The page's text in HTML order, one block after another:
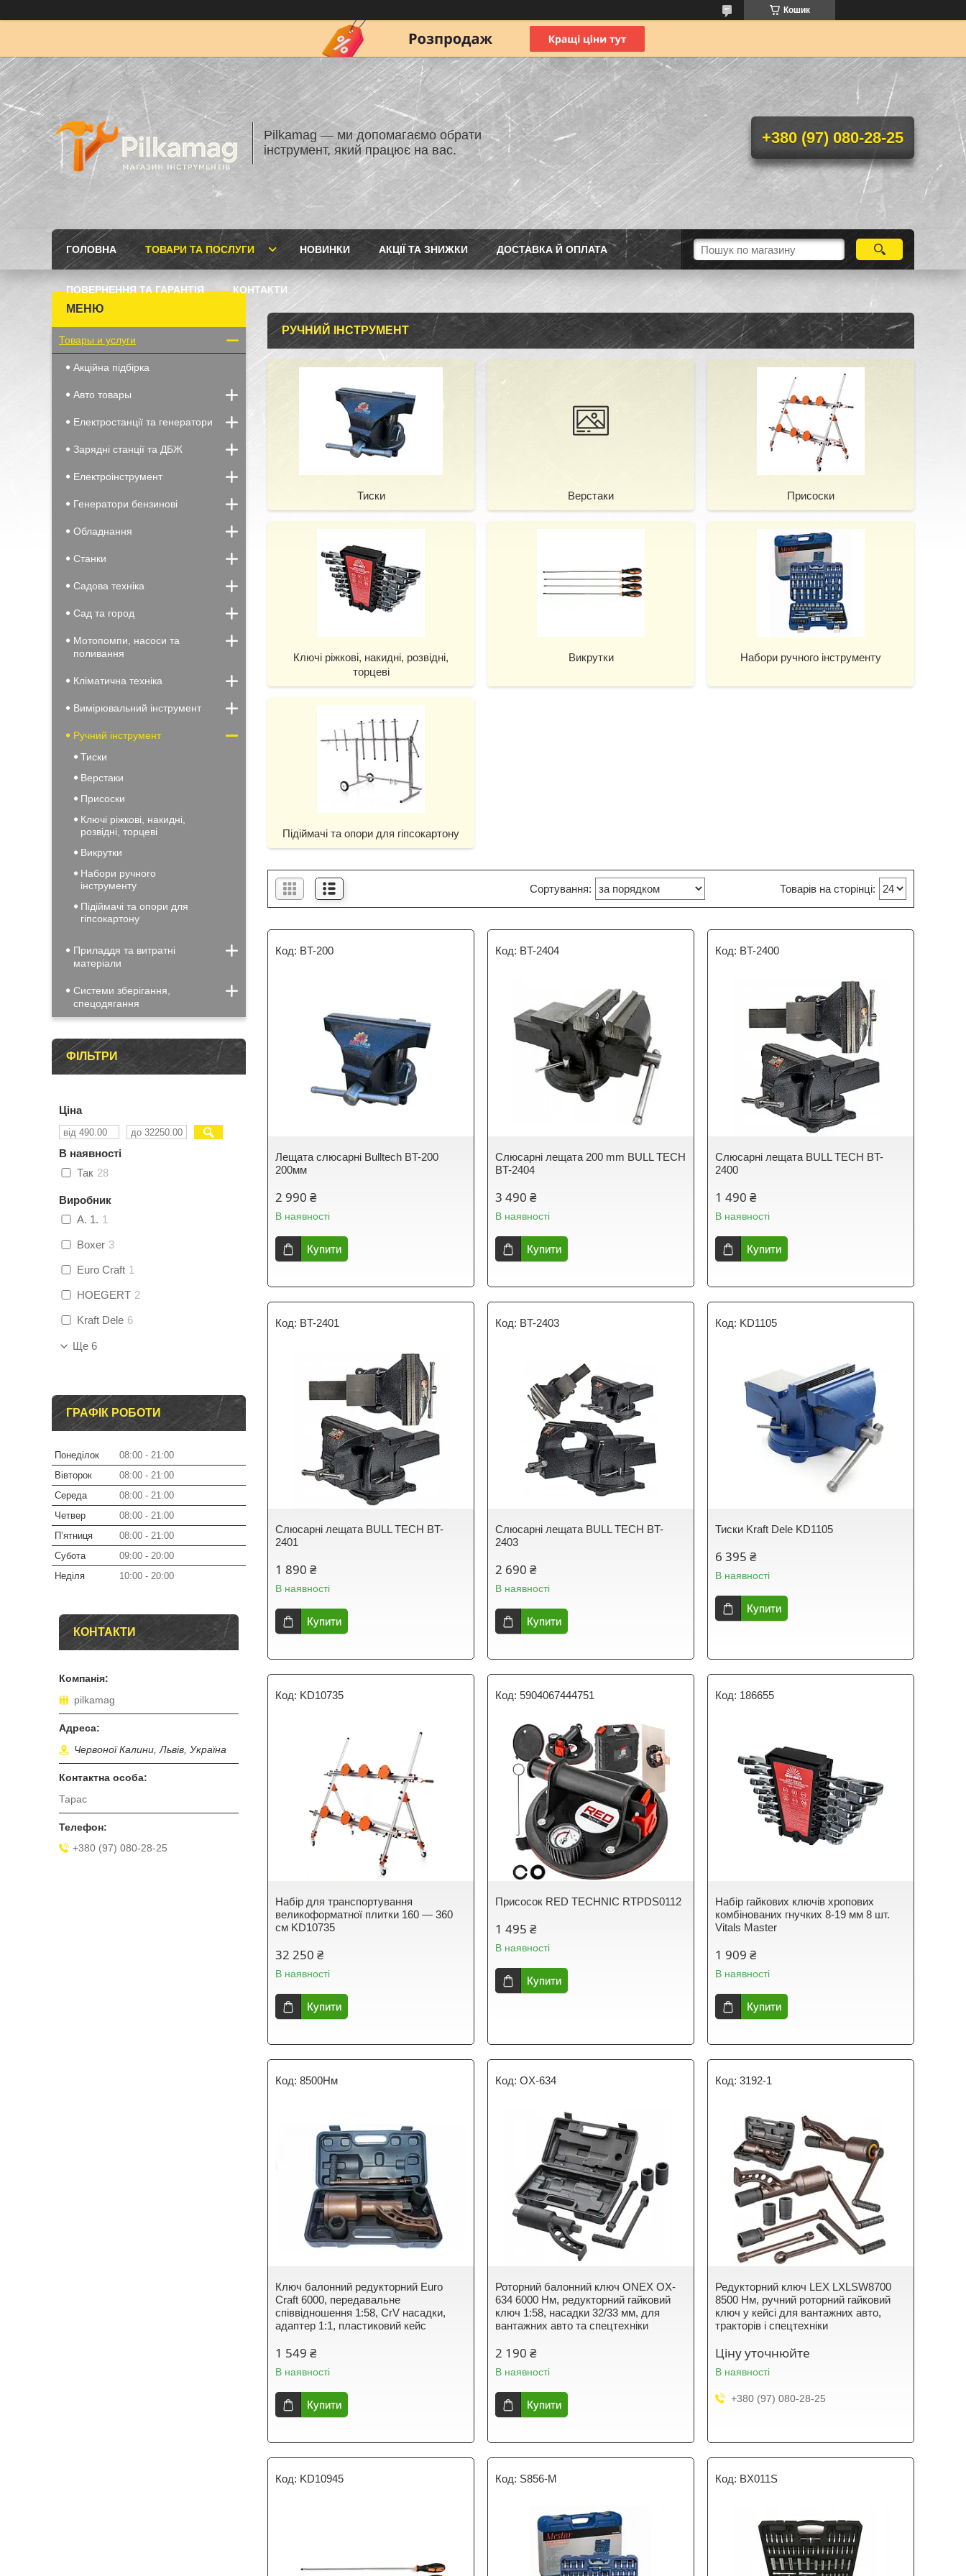
Кошик
Pilkamag — ми допомагаємо обрати
інструмент, який працює на вас.
+380 (97) 080-28-25
ГОЛОВНА ТОВАРИ ТА ПОСЛУГИ НОВИНКИ АКЦІЇ ТА ЗНИЖКИ ДОСТАВКА Й ОПЛАТА
ПОВЕРНЕННЯ ТА ГАРАНТІЯ КОНТАКТИ
РУЧНИЙ ІНСТРУМЕНТ
Тиски Верстаки Присоски
Ключі ріжкові, накидні, розвідні,
торцеві
Викрутки Набори ручного інструменту
Підіймачі та опори для гіпсокартону
BT-200
Лещата слюсарні Bulltech BT-200
200мм
2 990 ₴
В наявності
Купити
BT-2404
Слюсарні лещата 200 mm BULL TECH
BT-2404
3 490 ₴
В наявності
Купити
BT-2400
Слюсарні лещата BULL TECH BT-
2400
1 490 ₴
В наявності
Купити
BT-2401
Слюсарні лещата BULL TECH BT-
2401
1 890 ₴
В наявності
Купити
BT-2403
Слюсарні лещата BULL TECH BT-
2403
2 690 ₴
В наявності
Купити
KD1105
Тиски Kraft Dele KD1105
6 395 ₴
В наявності
Купити
KD10735
Набір для транспортування
великоформатної плитки 160 — 360
см KD10735
32 250 ₴
В наявності
Купити
5904067444751
Присосок RED TECHNIC RTPDS0112
1 495 ₴
В наявності
Купити
186655
Набір гайкових ключів хропових
комбінованих гнучких 8-19 мм 8 шт.
Vitals Master
1 909 ₴
В наявності
Купити
8500Нм
Ключ балонний редукторний Euro
Craft 6000, передавальне
співвідношення 1:58, CrV насадки,
адаптер 1:1, пластиковий кейс
1 549 ₴
В наявності
Купити
OX-634
Роторний балонний ключ ONEX OX-
634 6000 Нм, редукторний гайковий
ключ 1:58, насадки 32/33 мм, для
вантажних авто та спецтехніки
2 190 ₴
В наявності
Купити
3192-1
Редукторний ключ LEX LXLSW8700
8500 Нм, ручний роторний гайковий
ключ у кейсі для вантажних авто,
тракторів і спецтехніки
Ціну уточнюйте
В наявності
+380 (97) 080-28-25
KD10945 S856-M BX011S
Товары и услуги
Акційна підбірка
Авто товары
Електростанції та генератори
Зарядні станції та ДБЖ
Електроінструмент
Генератори бензинові
Обладнання
Станки
Садова техніка
Сад та город
Мотопомпи, насоси та
поливання
Кліматична техніка
Вимірювальний інструмент
Ручний інструмент
Тиски
Верстаки
Присоски
Ключі ріжкові, накидні,
розвідні, торцеві
Викрутки
Набори ручного
інструменту
Підіймачі та опори для
гіпсокартону
Приладдя та витратні
матеріали
Системи зберігання,
спецодягання
ФІЛЬТРИ
Ціна
В наявності
Так 28
Виробник
A. 1. 1
Boxer 3
Euro Craft 1
HOEGERT 2
Kraft Dele 6
Ще 6
ГРАФІК РОБОТИ
Понеділок 08:00
21:00
Вівторок
08:00
21:00
Середа
08:00
21:00
Четвер
08:00
21:00
Пʼятниця
08:00
21:00
Субота
09:00
20:00
Неділя
10:00 20:00
КОНТАКТИ
pilkamag
Червоної Калини, Львів, Україна
Тарас
+380 (97) 080-28-25